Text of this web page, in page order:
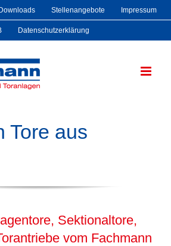
Downloads Stellenangebote Impressum
Datenschutzerklärung
Tore aus
Sektionaltore,
vom Fachmann